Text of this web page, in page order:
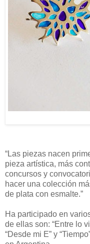
“Las piezas nacen
pieza artística, más
concursos y
hacer una colección
de plata con esmalte.”
Ha participado en
de ellas son: “Entre lo
“Desde mi E” y